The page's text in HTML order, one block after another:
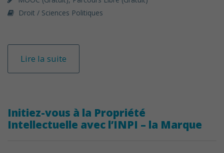
Droit / Sciences Politiques
Lire la suite
Initiez-vous à la Propriété
Intellectuelle avec l’INPI – la Marque